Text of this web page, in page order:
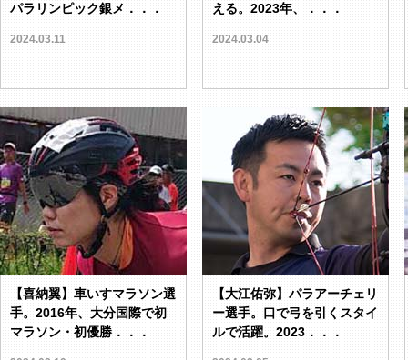
パラリンピック銀メ．．．
2024.03.11
える。2023年、．．．
2024.03.04
【喜納翼】車いすマラソン選
手。2016年、大分国際で初
マラソン・初優勝．．．
【大江佑弥】パラアーチェリ
ー選手。口で弓を引くスタイ
ルで活躍。2023．．．